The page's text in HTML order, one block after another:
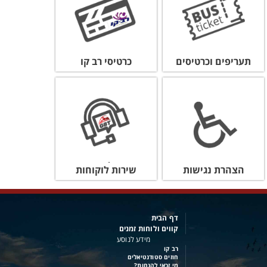
תעריפים וכרטיסים כרטיסי רב קו
הצהרת נגישות שירות לוקוחות
דף הבית
קווים ולוחות זמנים
מידע לנוסע
רב קו
חוזים סטודנטיאלים
מי זכאי להנחות?